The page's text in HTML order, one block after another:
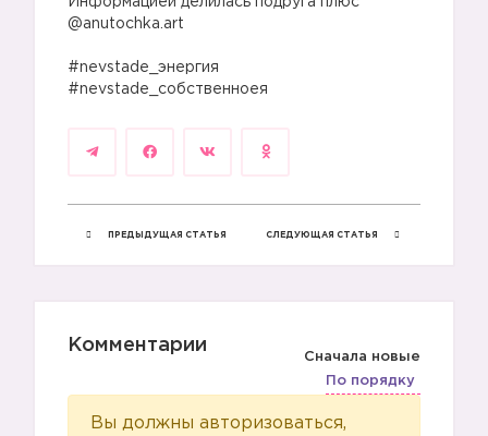
@anutochka.art
#nevstade_энергия
#nevstade_собственноея
ПРЕДЫДУЩАЯ СТАТЬЯ СЛЕДУЮЩАЯ СТАТЬЯ
Комментарии
Сначала новые
По порядку
Вы должны авторизоваться,